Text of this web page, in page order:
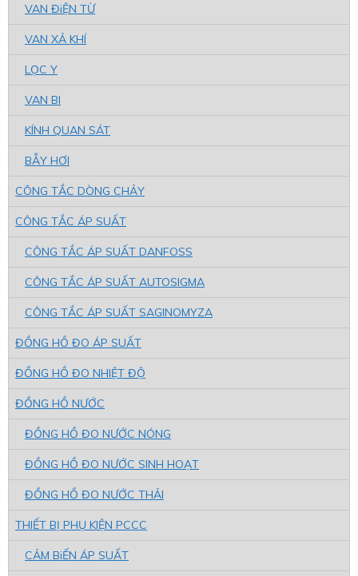
VAN ĐiỆN TỪ
VAN XẢ KHÍ
LỌC Y
VAN BI
KÍNH QUAN SÁT
BẪY HƠI
CÔNG TẮC DÒNG CHẢY
CÔNG TẮC ÁP SUẤT
CÔNG TẮC ÁP SUẤT DANFOSS
CÔNG TẮC ÁP SUẤT AUTOSIGMA
CÔNG TẮC ÁP SUẤT SAGINOMYZA
ĐỒNG HỒ ĐO ÁP SUẤT
ĐỒNG HỒ ĐO NHIỆT ĐỘ
ĐỒNG HỒ NƯỚC
ĐỒNG HỒ ĐO NƯỚC NÓNG
ĐỒNG HỒ ĐO NƯỚC SINH HOẠT
ĐỒNG HỒ ĐO NƯỚC THẢI
THIẾT BỊ PHỤ KIỆN PCCC
CẢM BiẾN ÁP SUẤT